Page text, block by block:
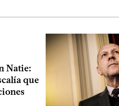
Natie:
que